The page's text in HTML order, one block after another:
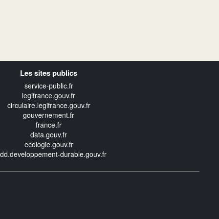
Les sites publics
service-public.fr
legifrance.gouv.fr
circulaire.legifrance.gouv.fr
gouvernement.fr
france.fr
data.gouv.fr
ecologie.gouv.fr
durable.gouv.fr